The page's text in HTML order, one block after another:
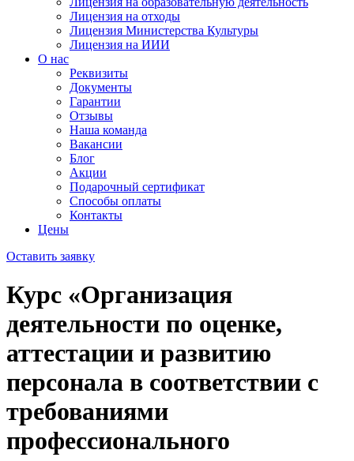
Лицензия на отходы
Лицензия Министерства Культуры
Лицензия на ИИИ
О нас
Реквизиты
Документы
Гарантии
Отзывы
Наша команда
Вакансии
Блог
Акции
Подарочный сертификат
Способы оплаты
Контакты
Цены
Оставить заявку
Курс «Организация
деятельности по оценке,
аттестации и развитию
персонала в соответствии с
требованиями
профессионального